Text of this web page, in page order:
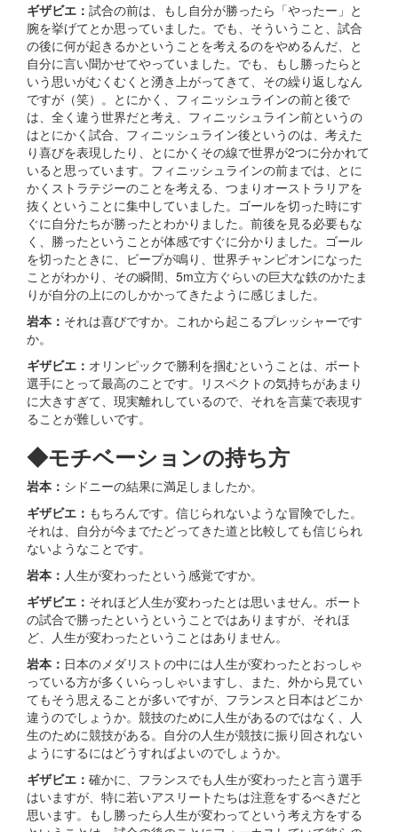
ギザビエ： 試合の前は、もし自分が勝ったら「やったー」と
腕を挙げてとか思っていました。でも、そういうこと、試合
の後に何が起きるかということを考えるのをやめるんだ、と
自分に言い聞かせてやっていました。でも、もし勝ったらと
いう思いがむくむくと湧き上がってきて、その繰り返しなん
ですが（笑）。とにかく、フィニッシュラインの前と後で
は、全く違う世界だと考え、フィニッシュライン前というの
はとにかく試合、フィニッシュライン後というのは、考えた
り喜びを表現したり、とにかくその線で世界が2つに分かれて
いると思っています。フィニッシュラインの前までは、とに
かくストラテジーのことを考える、つまりオーストラリアを
抜くということに集中していました。ゴールを切った時にす
ぐに自分たちが勝ったとわかりました。前後を見る必要もな
く、勝ったということが体感ですぐに分かりました。ゴール
を切ったときに、ビープが鳴り、世界チャンピオンになった
ことがわかり、その瞬間、5m立方ぐらいの巨大な鉄のかたま
りが自分の上にのしかかってきたように感じました。
岩本： それは喜びですか。これから起こるプレッシャーです
か。
ギザビエ： オリンピックで勝利を掴むということは、ボート
選手にとって最高のことです。リスペクトの気持ちがあまり
に大きすぎて、現実離れしているので、それを言葉で表現す
ることが難しいです。
◆モチベーションの持ち方
岩本： シドニーの結果に満足しましたか。
ギザビエ： もちろんです。信じられないような冒険でした。
それは、自分が今までたどってきた道と比較しても信じられ
ないようなことです。
岩本： 人生が変わったという感覚ですか。
ギザビエ： それほど人生が変わったとは思いません。ボート
の試合で勝ったというということではありますが、それほ
ど、人生が変わったということはありません。
岩本： 日本のメダリストの中には人生が変わったとおっしゃ
っている方が多くいらっしゃいますし、また、外から見てい
てもそう思えることが多いですが、フランスと日本はどこか
違うのでしょうか。競技のために人生があるのではなく、人
生のために競技がある。自分の人生が競技に振り回されない
ようにするにはどうすればよいのでしょうか。
ギザビエ： 確かに、フランスでも人生が変わったと言う選手
はいますが、特に若いアスリートたちは注意をするべきだと
思います。もし勝ったら人生が変わってという考え方をする